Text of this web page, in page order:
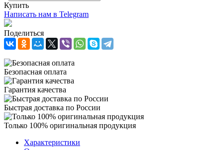
Купить
Написать нам в Telegram
Поделиться
Безопасная оплата
Гарантия качества
Быстрая доставка по России
Только 100% оригинальная продукция
Характеристики